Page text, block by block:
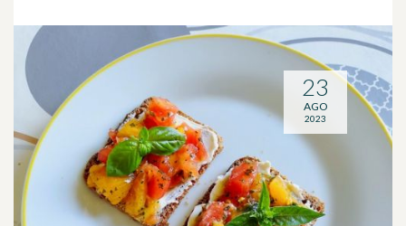
23
AGO
2023